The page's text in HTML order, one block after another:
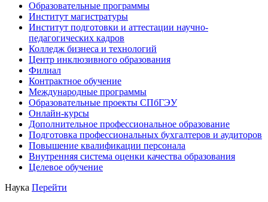
Образовательные программы
Институт магистратуры
Институт подготовки и аттестации научно-
педагогических кадров
Колледж бизнеса и технологий
Центр инклюзивного образования
Филиал
Контрактное обучение
Международные программы
Образовательные проекты СПбГЭУ
Онлайн-курсы
Дополнительное профессиональное образование
Подготовка профессиональных бухгалтеров и аудиторов
Повышение квалификации персонала
Внутренняя система оценки качества образования
Целевое обучение
Наука Перейти